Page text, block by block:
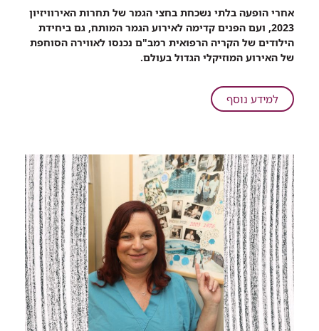
שיתוף
נומנל:
התינוקות
במחווה
לנועה
אחרי הופעה בלתי נשכחת בחצי הגמר של תחרות האירוויזיון
2023, ועם הפנים קדימה לאירוע הגמר המותח, גם ביחידת
הילודים של הקריה הרפואית רמב"ם נכנסו לאווירה הסוחפת
של האירוע המוזיקלי הגדול בעולם.
למידע נוסףעל
נומנל:
רמב"ם
במחווה
לנועה
קירל